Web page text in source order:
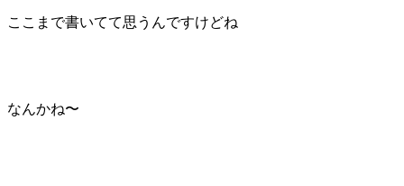
ここまで書いてて思うんですけどね
なんかね〜